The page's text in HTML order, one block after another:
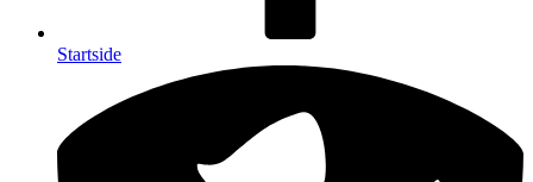
Startside